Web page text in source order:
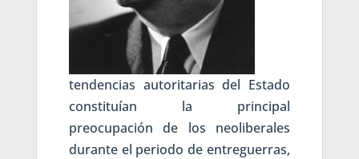
tendencias autoritarias del Estado
constituían la principal
preocupación de los neoliberales
durante el periodo de entreguerras,